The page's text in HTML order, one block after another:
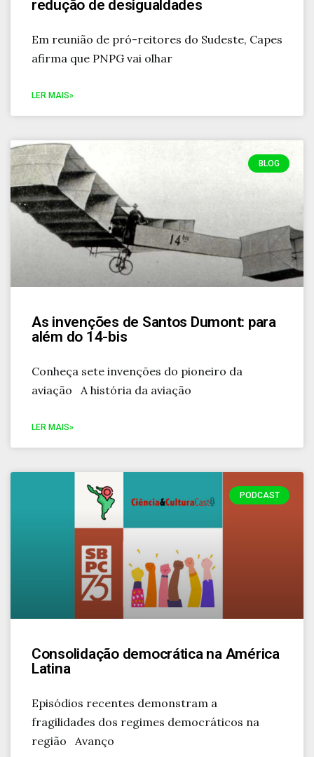
redução de desigualdades
Em reunião de pró-reitores do Sudeste, Capes
afirma que PNPG vai olhar
LER MAIS»
BLOG
As invenções de Santos Dumont: para
além do 14-bis
Conheça sete invenções do pioneiro da
aviação A história da aviação
LER MAIS»
PODCAST
Consolidação democrática na América
Latina
Episódios recentes demonstram a
fragilidades dos regimes democráticos na
região Avanço